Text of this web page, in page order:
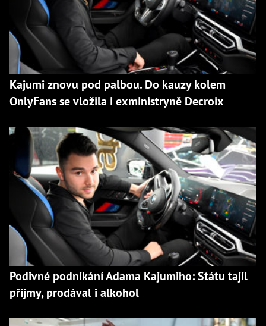
Kajumi znovu pod palbou. Do kauzy kolem
OnlyFans se vložila i exministryně Decroix
Podivné podnikání Adama Kajumiho: Státu tajil
příjmy, prodával i alkohol